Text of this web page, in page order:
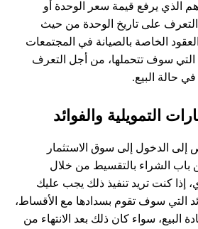
الذي يرفع قيمة سعر الوحدة أو
التعرف على تاريخ الوحدة من حيث
الخاصة بالصيانة في المجتمعات
التي سوف تتحملها، من أجل التعرف
في حالة البيع.
التمويلية والفوائد
إلى الدخول إلى سوق الاستثمار
باب الشراء بالتقسيط من خلال
إذا كنت تريد تنفيذ ذلك يجب عليك
التي سوف تقوم بسدادها مع الأقساط،
البيع، سواء كان ذلك بعد الانتهاء من